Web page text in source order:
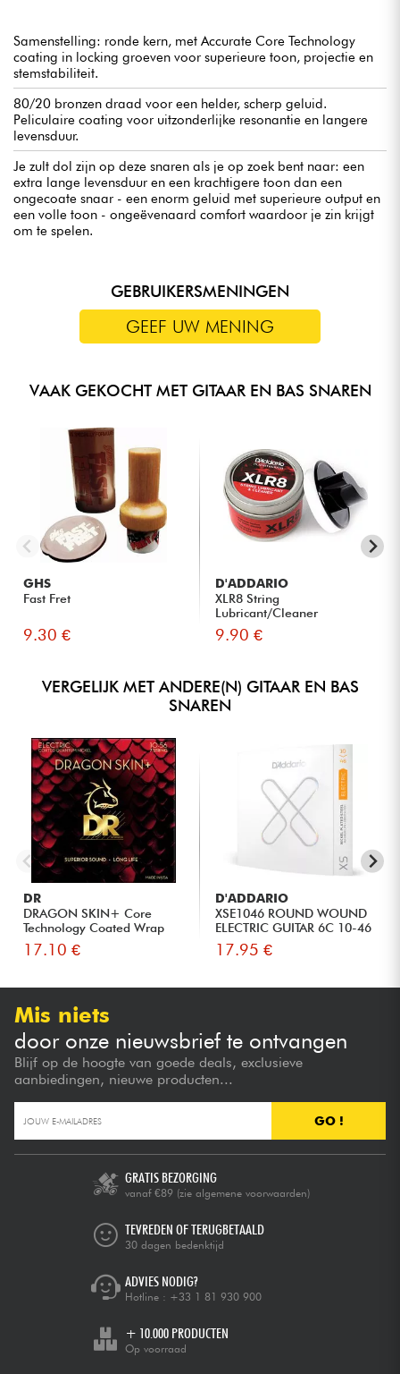
Samenstelling: ronde kern, met Accurate Core Technology
coating in locking groeven voor superieure toon, projectie en
stemstabiliteit.
80/20 bronzen draad voor een helder, scherp geluid.
Peliculaire coating voor uitzonderlijke resonantie en langere
levensduur.
Je zult dol zijn op deze snaren als je op zoek bent naar: een
extra lange levensduur en een krachtigere toon dan een
ongecoate snaar - een enorm geluid met superieure output en
een volle toon - ongeëvenaard comfort waardoor je zin krijgt
om te spelen.
GEBRUIKERSMENINGEN
GEEF UW MENING
VAAK GEKOCHT MET GITAAR EN BAS SNAREN
GHS
Fast Fret
9.30 €
D'ADDARIO
XLR8 String
Lubricant/Cleaner
9.90 €
VERGELIJK MET ANDERE(N) GITAAR EN BAS
SNAREN
DR
DRAGON SKIN+ Core
Technology Coated Wrap
10-56
17.10 €
D'ADDARIO
XSE1046 ROUND WOUND
ELECTRIC GUITAR 6C 10-46
17.95 €
Mis niets
door onze nieuwsbrief te ontvangen
Blijf op de hoogte van goede deals, exclusieve
aanbiedingen, nieuwe producten...
GO !
GRATIS BEZORGING
vanaf €89 (zie algemene voorwaarden)
TEVREDEN OF TERUGBETAALD
30 dagen bedenktijd
ADVIES NODIG?
Hotline : +33 1 81 930 900
+ 10.000 PRODUCTEN
Op voorraad